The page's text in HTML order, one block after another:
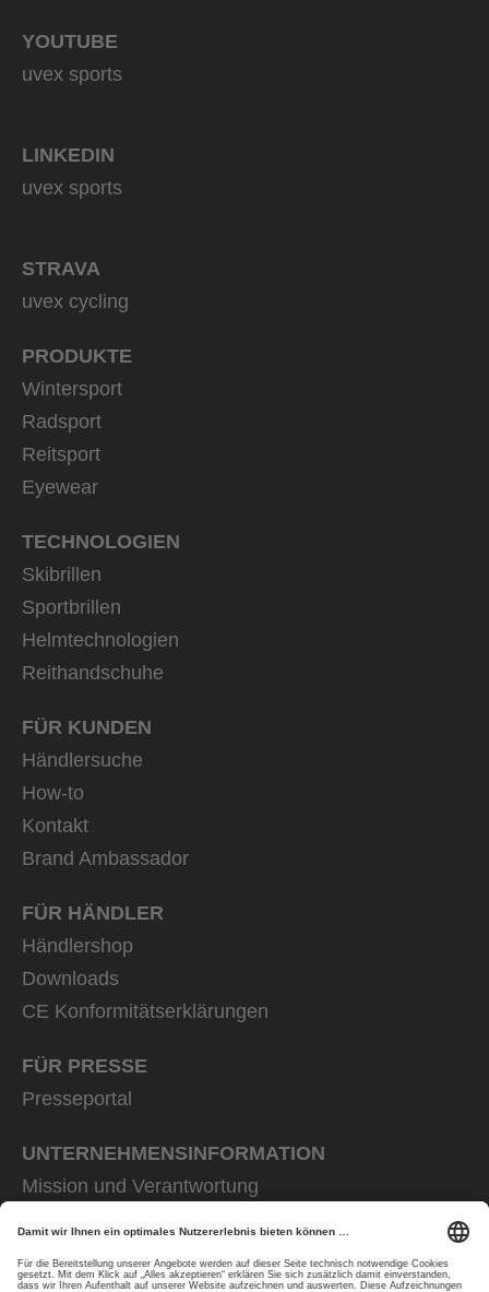
YOUTUBE
uvex sports
LINKEDIN
uvex sports
STRAVA
uvex cycling
PRODUKTE
Wintersport
Radsport
Reitsport
Eyewear
TECHNOLOGIEN
Skibrillen
Sportbrillen
Helmtechnologien
Reithandschuhe
FÜR KUNDEN
Händlersuche
How-to
Kontakt
Brand Ambassador
FÜR HÄNDLER
Händlershop
Downloads
CE Konformitätserklärungen
FÜR PRESSE
Presseportal
UNTERNEHMENS­INFORMATION
Mission und Verantwortung
Rainer Winter Stiftung